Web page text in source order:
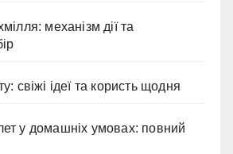
механізм дії та
свіжі ідеї та користь щодня
у домашніх умовах: повний